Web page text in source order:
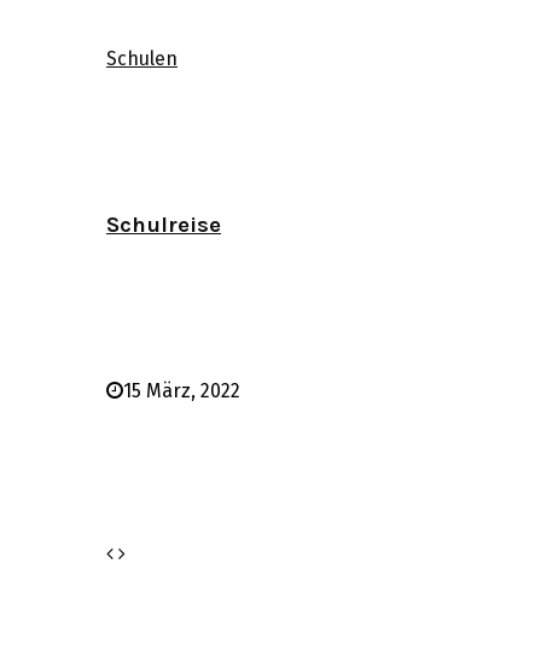
Schulen
Schulreise
15 März, 2022